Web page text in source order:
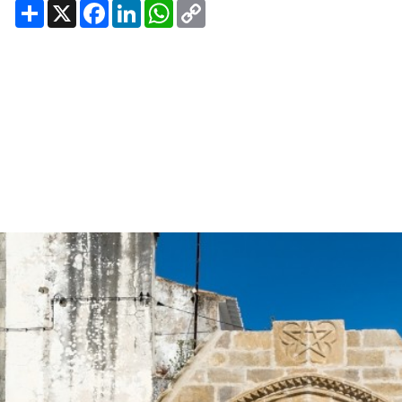
Share
X Facebook
LinkedInWhatsApp